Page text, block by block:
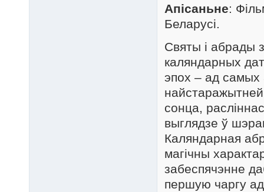
Апісаньне:
Беларусі.
Святы і абрады
каляндарных
эпох – ад самых
сонца,
выглядзе ў
Каляндарная
магічны
забеспячэнне
першую чаргу